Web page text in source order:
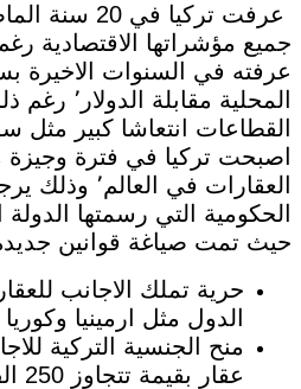
عرفت تركيا
جميع مؤشراتها الاقتصادية
عرفته في السنوات الاخيرة
المحلية
اصبحت تركيا في فترة
العقارات في
حيث تمت صياغة قوانين
حرية تملك الاجانب
الدول مثل ارمينيا
منح الجنسية التركية
عقار بقيمة تتجاوز 250 الف دولار